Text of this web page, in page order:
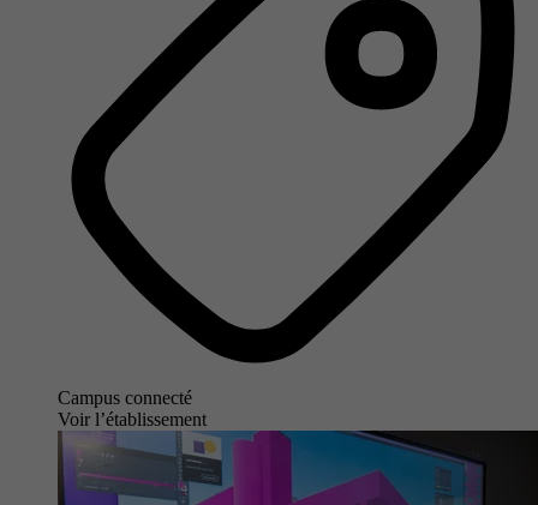
Campus connecté
Voir l’établissement